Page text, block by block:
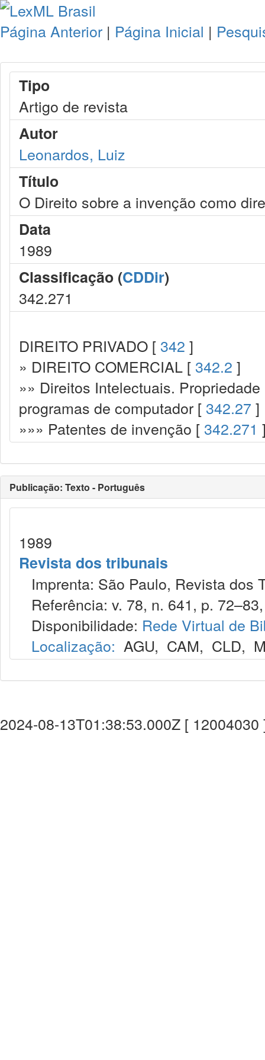
Página Anterior | Página Inicial |
Tipo
Artigo de revista
Autor
Leonardos, Luiz
Título
O Direito sobre a invenção como
Data
1989
Classificação (CDDir)
342.271
DIREITO PRIVADO [ 342 ]
» DIREITO COMERCIAL [ 342.2 ]
»» Direitos Intelectuais.
programas de computador [ 342.27 ]
»»» Patentes de invenção [ 342.271
Publicação: Texto - Português
1989
Revista dos tribunais
Imprenta: São Paulo, Revista dos
Referência: v. 78, n. 641, p.
Disponibilidade: Rede Virtual de
Localização: AGU, CAM, CLD,
2024-08-13T01:38:53.000Z [ 12004030